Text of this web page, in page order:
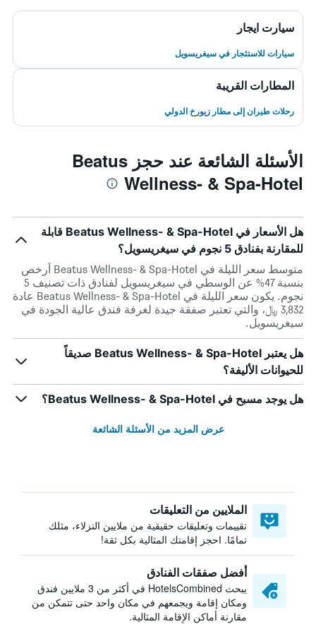
سيارت ايجار
سيارات للاستئجار في سيغريسويل
المطارات القريبة
رحلات طيران إلى مطار زيورخ الدولي
الأسئلة الشائعة عند حجز Beatus
Wellness- & Spa-Hotel
هل الأسعار في Beatus Wellness- & Spa-Hotel قابلة
للمقارنة بفنادق 5 نجوم في سيغريسويل؟
متوسط سعر الليلة في Beatus Wellness- & Spa-Hotel أرخص
بنسبة 47% عن الوسطي في سيغريسويل لفنادق ذات تصنيف 5
نجوم. يكون سعر الليلة في Beatus Wellness- & Spa-Hotel عادة
3,832 ﷼، والتي تعتبر صفقة جيدة لغرفة فندق عالية الجودة في
سيغريسويل.
هل يعتبر Beatus Wellness- & Spa-Hotel صديقاً
للحيوانات الأليفة؟
هل يوجد مسبح في Beatus Wellness- & Spa-Hotel؟
عرض المزيد من الأسئلة الشائعة
الملايين من التعليقات
تقييمات وتعليقات حقيقية من ملايين النزلاء، مثلك
تمامًا. احجز إقامتك المثالية بكل ثقة!
أفضل صفقات الفنادق
يبحث HotelsCombined في أكثر من 3 ملايين فندق
ومكان إقامة ويجمعهم في مكان واحد حتى تتمكن من
مقارنة أماكن الإقامة المثالية.